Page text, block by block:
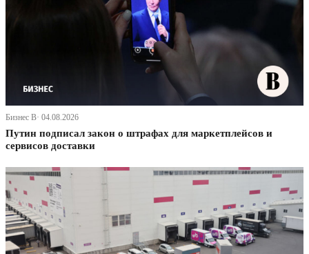
Бизнес В· 04.08.2026
Путин подписал закон о штрафах для маркетплейсов и
сервисов доставки